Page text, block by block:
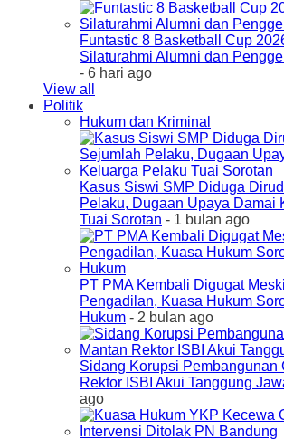
Funtastic 8 Basketball Cup
Silaturahmi Alumni dan
- 6 hari ago
View all
Politik
Hukum dan Kriminal
Kasus Siswi SMP Diduga
Pelaku, Dugaan Upaya Damai
Tuai Sorotan - 1 bulan ago
PT PMA Kembali Digugat
Pengadilan, Kuasa Hukum
Hukum - 2 bulan ago
Sidang Korupsi Pembangunan
Rektor ISBI Akui Tanggung
ago